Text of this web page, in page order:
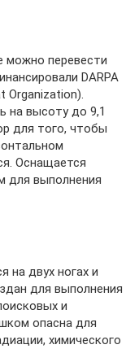
можно перевести
DARPA
Organization).
на высоту до 9,1
для того, чтобы
Оснащается
для выполнения
на двух ногах и
для выполнения
и
опасна для
химического